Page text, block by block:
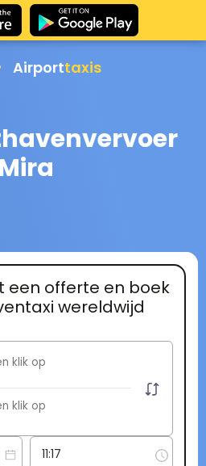
Airporttaxis
Mira
een offerte en boek
wereldwijd